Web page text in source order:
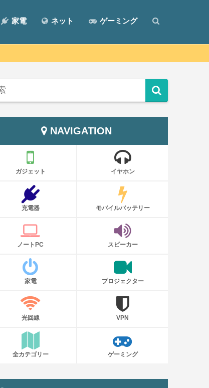
家電 ネット ゲーミング
NAVIGATION
ガジェット イヤホン
充電器 モバイルバッテリー
ノートPC スピーカー
家電 プロジェクター
光回線 VPN
全カテゴリー ゲーミング